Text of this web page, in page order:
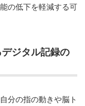
の低下を軽減する可
ジタル記録の
分の指の動きや脳ト